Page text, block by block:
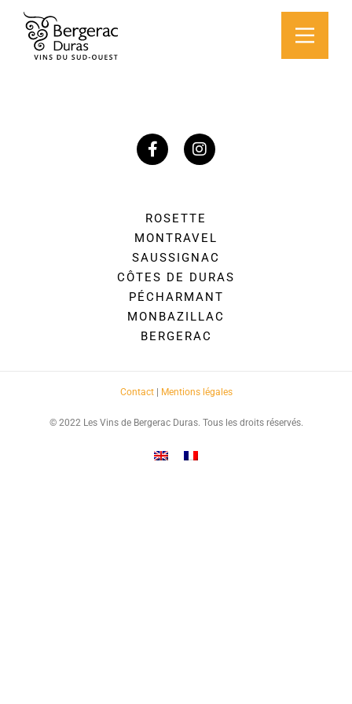
ROSETTE
MONTRAVEL
SAUSSIGNAC
CÔTES DE DURAS
PÉCHARMANT
MONBAZILLAC
BERGERAC
Contact| Mentions légales
© 2022 Les Vins de Bergerac Duras. Tous les droits réservés.